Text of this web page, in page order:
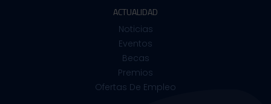
ACTUALIDAD
Noticias
Eventos
Becas
Premios
Ofertas De Empleo